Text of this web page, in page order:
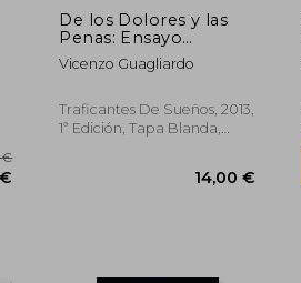
De los Dolores y las
Penas: Ensayo
Abolicionista y Sobre
la Objeción de
Vicenzo Guagliardo
Traficantes De Sueños, 2013,
1ª Edición, Tapa Blanda,